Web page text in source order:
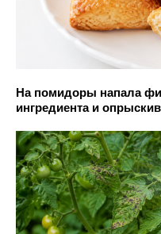
На помидоры напала
ингредиента и